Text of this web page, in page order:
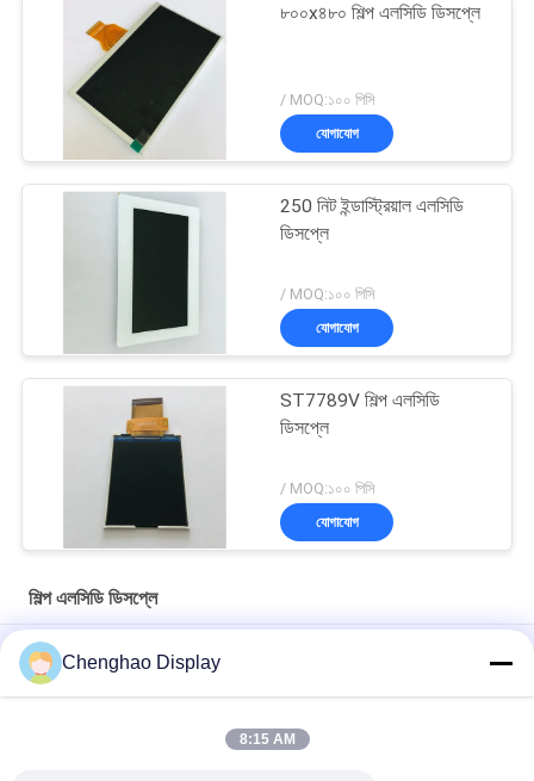
৮০০x৪৮০ শিল্প এলসিডি ডিসপ্লে
/ MOQ:১০০ পিসি
যোগাযোগ
250 নিট ইন্ডাস্ট্রিয়াল এলসিডি
ডিসপ্লে
/ MOQ:১০০ পিসি
যোগাযোগ
ST7789V শিল্প এলসিডি
ডিসপ্লে
/ MOQ:১০০ পিসি
যোগাযোগ
শিল্প এলসিডি ডিসপ্লে
সূর্যের আলোতে পাঠযোগ্য এমআইপিআই ডিএসআই ইন্ডাস্ট্রিয়াল এলসিডি ডিসপ্লে
ST7701S ওপেন ফ্রেম
Chenghao Display
8:15 AM